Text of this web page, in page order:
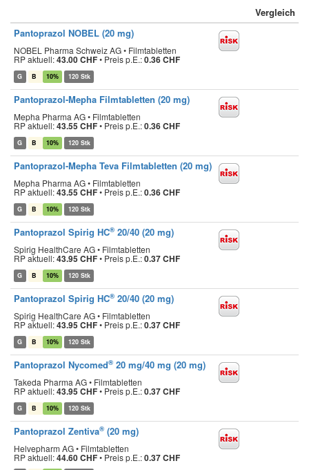
Vergleich
Pantoprazol NOBEL (20 mg)
NOBEL Pharma Schweiz AG • Filmtabletten
RP aktuell:43.00 CHF• Preis p.E.:0.36 CHF
G B 10% 120 Stk
Pantoprazol-Mepha Filmtabletten (20 mg)
Mepha Pharma AG • Filmtabletten
RP aktuell:43.55 CHF• Preis p.E.:0.36 CHF
G B 10% 120 Stk
Pantoprazol-Mepha Teva Filmtabletten (20 mg)
Mepha Pharma AG • Filmtabletten
RP aktuell:43.55 CHF• Preis p.E.:0.36 CHF
G B 10% 120 Stk
Pantoprazol Spirig HC® 20/40 (20 mg)
Spirig HealthCare AG • Filmtabletten
RP aktuell:43.95 CHF• Preis p.E.:0.37 CHF
G B 10% 120 Stk
Pantoprazol Spirig HC® 20/40 (20 mg)
Spirig HealthCare AG • Filmtabletten
RP aktuell:43.95 CHF• Preis p.E.:0.37 CHF
G B 10% 120 Stk
Pantoprazol Nycomed® 20 mg/40 mg (20 mg)
Takeda Pharma AG • Filmtabletten
RP aktuell:43.95 CHF• Preis p.E.:0.37 CHF
G B 10% 120 Stk
Pantoprazol Zentiva® (20 mg)
Helvepharm AG • Filmtabletten
RP aktuell:44.60 CHF• Preis p.E.:0.37 CHF